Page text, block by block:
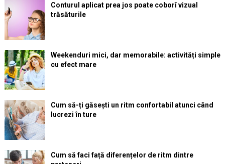
Conturul aplicat prea jos poate coborî vizual
trăsăturile
Weekenduri mici, dar memorabile: activități simple
cu efect mare
Cum să-ți găsești un ritm confortabil atunci când
lucrezi în ture
Cum să faci față diferențelor de ritm dintre